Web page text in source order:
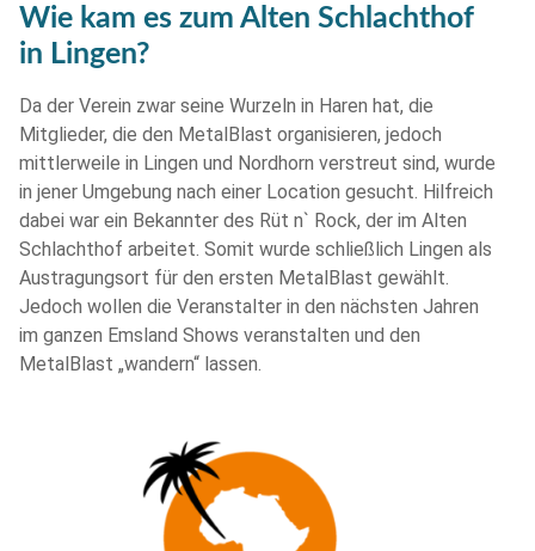
Wie kam es zum Alten Schlachthof
in Lingen?
Da der Verein zwar seine Wurzeln in Haren hat, die
Mitglieder, die den MetalBlast organisieren, jedoch
mittlerweile in Lingen und Nordhorn verstreut sind, wurde
in jener Umgebung nach einer Location gesucht. Hilfreich
dabei war ein Bekannter des Rüt n` Rock, der im Alten
Schlachthof arbeitet. Somit wurde schließlich Lingen als
Austragungsort für den ersten MetalBlast gewählt.
Jedoch wollen die Veranstalter in den nächsten Jahren
im ganzen Emsland Shows veranstalten und den
MetalBlast „wandern“ lassen.